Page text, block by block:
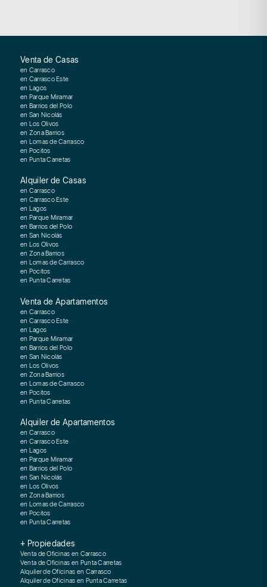
Venta de Casas
en Carrasco
en Carrasco Este
en Lagos
en Parque Miramar
en Barrios del Polo
en San Nicolás
en Los Olivos
en Zona Barrios
en Lomas de Carrasco
en Pocitos
en Punta Carretas
Alquiler de Casas
en Carrasco
en Carrasco Este
en Lagos
en Parque Miramar
en Barrios del Polo
en San Nicolás
en Los Olivos
en Zona Barrios
en Lomas de Carrasco
en Pocitos
en Punta Carretas
Venta de Apartamentos
en Carrasco
en Carrasco Este
en Lagos
en Parque Miramar
en Barrios del Polo
en San Nicolás
en Los Olivos
en Zona Barrios
en Lomas de Carrasco
en Pocitos
en Punta Carretas
Alquiler de Apartamentos
en Carrasco
en Carrasco Este
en Lagos
en Parque Miramar
en Barrios del Polo
en San Nicolás
en Los Olivos
en Zona Barrios
en Lomas de Carrasco
en Pocitos
en Punta Carretas
+ Propiedades
Venta de Oficinas en Carrasco
Venta de Oficinas en Punta Carretas
Alquiler de Oficinas en Carrasco
Alquiler de Oficinas en Punta Carretas